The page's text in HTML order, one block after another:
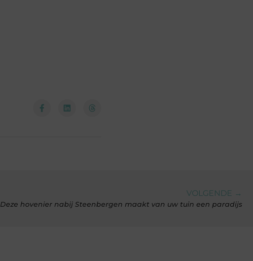
VOLGENDE →
Deze hovenier nabij Steenbergen maakt van uw tuin een paradijs